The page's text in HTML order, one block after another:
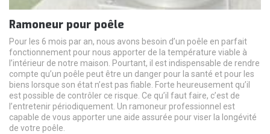
Ramoneur pour poêle
Pour les 6 mois par an, nous avons besoin d’un poêle en parfait
fonctionnement pour nous apporter de la température viable à
l’intérieur de notre maison. Pourtant, il est indispensable de rendre
compte qu’un poêle peut être un danger pour la santé et pour les
biens lorsque son état n’est pas fiable. Forte heureusement qu’il
est possible de contrôler ce risque. Ce qu’il faut faire, c’est de
l’entretenir périodiquement. Un ramoneur professionnel est
capable de vous apporter une aide assurée pour viser la longévité
de votre poêle.